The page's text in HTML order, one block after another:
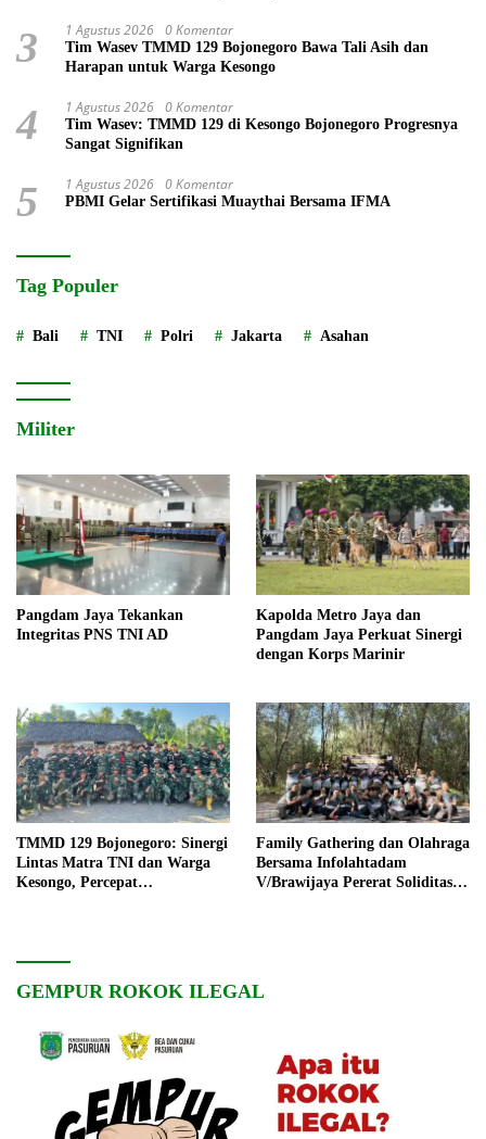
3 1 Agustus 2026 0 Komentar
Tim Wasev TMMD 129 Bojonegoro Bawa Tali Asih dan
Harapan untuk Warga Kesongo
4 1 Agustus 2026 0 Komentar
Tim Wasev: TMMD 129 di Kesongo Bojonegoro Progresnya
Sangat Signifikan
5 1 Agustus 2026 0 Komentar
PBMI Gelar Sertifikasi Muaythai Bersama IFMA
Tag Populer
Bali TNI Polri Jakarta Asahan
Militer
Pangdam Jaya Tekankan
Integritas PNS TNI AD
Kapolda Metro Jaya dan
Pangdam Jaya Perkuat Sinergi
dengan Korps Marinir
TMMD 129 Bojonegoro: Sinergi
Lintas Matra TNI dan Warga
Kesongo, Percepat
Family Gathering dan Olahraga
Bersama Infolahtadam
V/Brawijaya Pererat Soliditas
GEMPUR ROKOK ILEGAL